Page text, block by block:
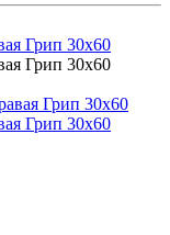
Грип 30x60
Грип 30x60
Грип 30x60